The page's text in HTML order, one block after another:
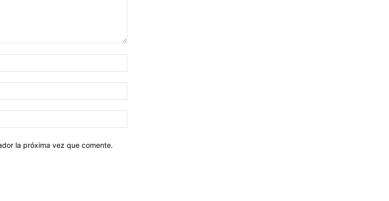
la próxima vez que comente.